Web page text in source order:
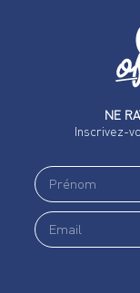
NE
Inscrivez-